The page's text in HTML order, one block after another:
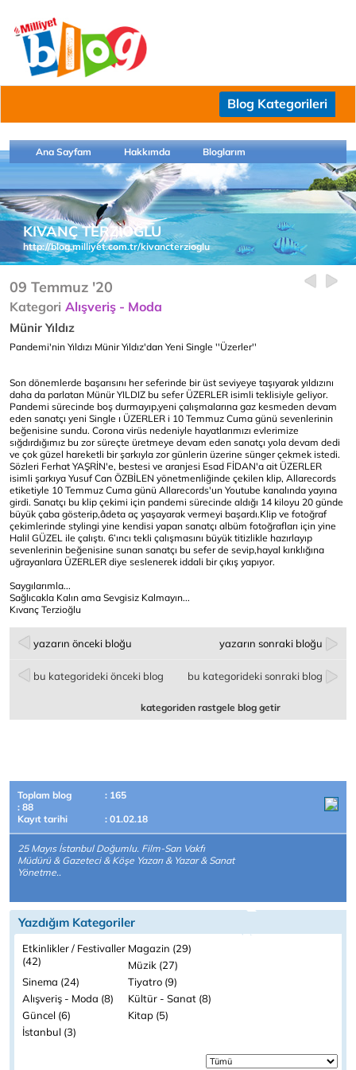
Blog Kategorileri
Ana Sayfam Hakkımda Bloglarım
KIVANÇ TERZİOĞLU
http://blog.milliyet.com.tr/kivancterzioglu
09 Temmuz '20
Kategori Alışveriş - Moda
Münir Yıldız
Pandemi'nin Yıldızı Münir Yıldız'dan Yeni Single ''Üzerler''
Son dönemlerde başarısını her seferinde bir üst seviyeye taşıyarak yıldızını
daha da parlatan Münür YILDIZ bu sefer ÜZERLER isimli teklisiyle geliyor.
Pandemi sürecinde boş durmayıp,yeni çalışmalarına gaz kesmeden devam
eden sanatçı yeni Single ı ÜZERLER i 10 Temmuz Cuma günü sevenlerinin
beğenisine sundu. Corona virüs nedeniyle hayatlarımızı evlerimize
sığdırdığımız bu zor süreçte üretmeye devam eden sanatçı yola devam dedi
ve çok güzel hareketli bir şarkıyla zor günlerin üzerine sünger çekmek istedi.
Sözleri Ferhat YAŞRİN'e, bestesi ve aranjesi Esad FİDAN'a ait ÜZERLER
isimli şarkıya Yusuf Can ÖZBİLEN yönetmenliğinde çekilen klip, Allarecords
etiketiyle 10 Temmuz Cuma günü Allarecords'un Youtube kanalında yayına
girdi. Sanatçı bu klip çekimi için pandemi sürecinde aldığı 14 kiloyu 20 günde
büyük çaba gösterip,âdeta aç yaşayarak vermeyi başardı.Klip ve fotoğraf
çekimlerinde stylingi yine kendisi yapan sanatçı albüm fotoğrafları için yine
Halil GÜZEL ile çalıştı. 6’ıncı tekli çalışmasını büyük titizlikle hazırlayıp
sevenlerinin beğenisine sunan sanatçı bu sefer de sevip,hayal kırıklığına
uğrayanlara ÜZERLER diye seslenerek iddali bir çıkış yapıyor.
Saygılarımla...
Sağlıcakla Kalın ama Sevgisiz Kalmayın...
Kıvanç Terzioğlu
yazarın önceki bloğu yazarın sonraki bloğu
bu kategorideki önceki blog bu kategorideki sonraki blog
kategoriden rastgele blog getir
Toplam blog
: 165
: 88
Kayıt tarihi
: 01.02.18
25 Mayıs İstanbul Doğumlu. Film-San Vakfı
Müdürü & Gazeteci & Köşe Yazarı & Yazar & Sanat
Yönetme..
Yazdığım Kategoriler
Etkinlikler / Festivaller
(42)
Magazin (29)
Müzik (27)
Sinema (24)
Tiyatro (9)
Alışveriş - Moda (8)
Kültür - Sanat (8)
Güncel (6)
Kitap (5)
İstanbul (3)